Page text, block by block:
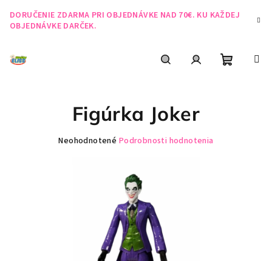
obsah
DORUČENIE ZDARMA PRI OBJEDNÁVKE NAD 70€. KU KAŽDEJ
OBJEDNÁVKE DARČEK.
Figúrka Joker
Priemerné
Neohodnotené Podrobnosti hodnotenia